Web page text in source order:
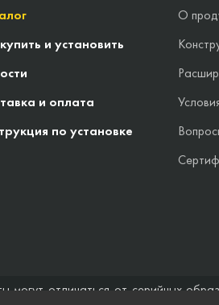
и установить
и оплата
по установке
О
могут отличаться от серийных